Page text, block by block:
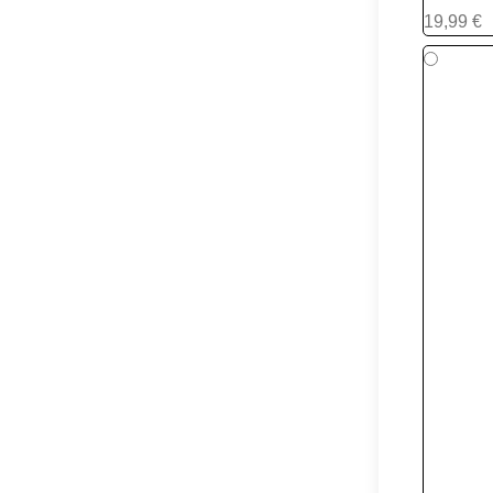
S-20
19,99 €